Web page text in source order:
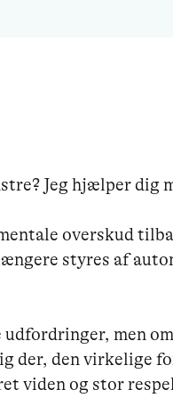
Jeg hjælper dig
overskud
styres af
men
der, den virkelige
viden og stor